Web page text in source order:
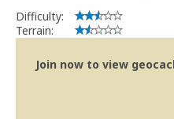
Difficulty:
Terrain:
Join now to view